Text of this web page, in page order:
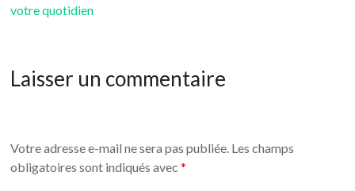
votre quotidien
Laisser un commentaire
Votre adresse e-mail ne sera pas publiée. Les champs
obligatoires sont indiqués avec*